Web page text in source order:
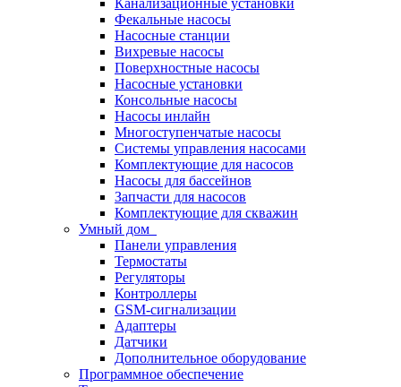
Канализационные установки
Фекальные насосы
Насосные станции
Вихревые насосы
Поверхностные насосы
Насосные установки
Консольные насосы
Насосы инлайн
Многоступенчатые насосы
Системы управления насосами
Комплектующие для насосов
Насосы для бассейнов
Запчасти для насосов
Комплектующие для скважин
Умный дом
Панели управления
Термостаты
Регуляторы
Контроллеры
GSM-сигнализации
Адаптеры
Датчики
Дополнительное оборудование
Программное обеспечение